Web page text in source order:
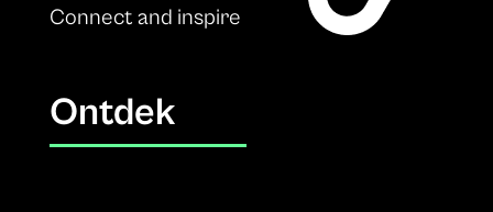
Connect and inspire
Ontdek